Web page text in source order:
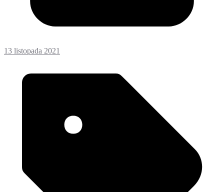
13 listopada 2021